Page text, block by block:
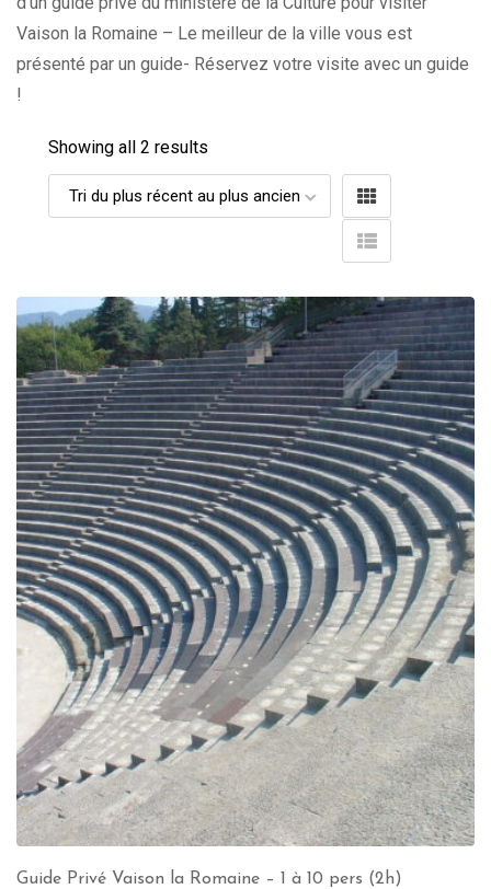
Vaison la Romaine – Le meilleur de la ville vous est
présenté par un guide- Réservez votre visite avec un guide
!
Showing all 2 results
Guide Privé Vaison la Romaine – 1 à 10 pers (2h)